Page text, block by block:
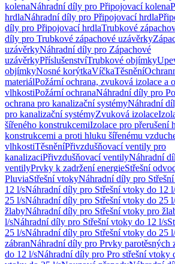
kolenaNáhradní díly pro Připojovací kolena
hrdlaNáhradní díly pro Připojovací hrdla
díly pro Připojovací hrdlaTrubkové
díly pro Trubkové zápachové uzávěrky
uzávěrkyNáhradní díly pro Zápachové
uzávěrkyPříslušenstvíTrubkové objímky
objímkyNosné korýtkaVíčkaTěsnění
materiálPožární ochrana, zvuková izolace a
vlhkostiPožární ochranaNáhradní díly pro
ochrana pro kanalizační systémyNáhradní
pro kanalizační systémyZvuková izolace
šířeného konstrukcemiIzolace pro přerušení
konstrukcemi a proti hluku šířenému
vlhkostiTěsněníPřivzdušňovací ventily pro
kanalizaciPřivzdušňovací ventilyNáhradní
ventilyPrvky k zadržení energieStřešní
PluviaStřešní vtokyNáhradní díly pro
12 l/sNáhradní díly pro Střešní vtoky do 12
25 l/sNáhradní díly pro Střešní vtoky do 25
žlabyNáhradní díly pro Střešní vtoky pro
l/sNáhradní díly pro Střešní vtoky do 12 l/s
25 l/sNáhradní díly pro Střešní vtoky do 25
zábranNáhradní díly pro Prvky parotěsných
do 12 l/sNáhradní díly pro Pro střešní vtoky